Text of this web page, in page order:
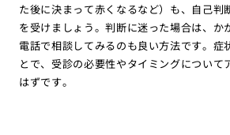
た後に決まって赤くなるなど）も、自己判
を受けましょう。判断に迷った場合は、か
電話で相談してみるのも良い方法です。症
とで、受診の必要性やタイミングについて
はずです。